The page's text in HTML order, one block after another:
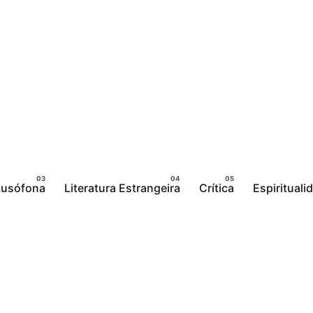
Literatura Estrangeira Crítica